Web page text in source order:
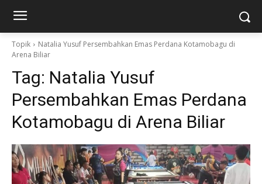
Topik
Natalia Yusuf Persembahkan Emas Perdana Kotamobagu di
Arena Biliar
Tag: Natalia Yusuf
Persembahkan Emas Perdana
Kotamobagu di Arena Biliar